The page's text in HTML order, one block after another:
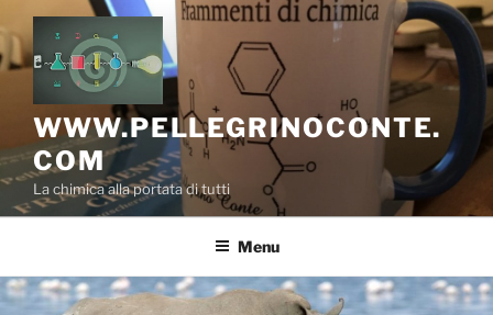
Salta
al
contenuto
WWW.PELLEGRINOCONTE.
COM
La chimica alla portata di tutti
Menu